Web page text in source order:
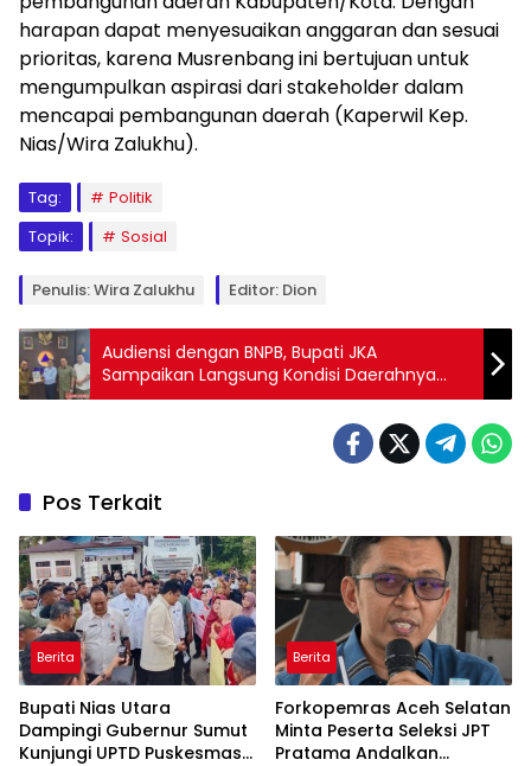
harapan dapat menyesuaikan anggaran dan sesuai
prioritas, karena Musrenbang ini bertujuan untuk
mengumpulkan aspirasi dari stakeholder dalam
mencapai pembangunan daerah (Kaperwil Kep.
Nias/Wira Zalukhu).
Tag:
Politik
Topik:
Sosial
Penulis: Wira Zalukhu Editor: Dion
Audiensi dengan BNPB, Bupati JKA
Sampaikan Langsung Kondisi Daerahnya
Pasca Bencana
Pos Terkait
Berita
Bupati Nias Utara
Dampingi Gubernur Sumut
Kunjungi UPTD Puskesmas
Berita
Forkopemras Aceh Selatan
Minta Peserta Seleksi JPT
Pratama Andalkan